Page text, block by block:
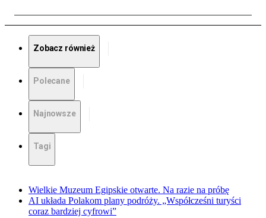
Zobacz również
Polecane
Najnowsze
Tagi
Wielkie Muzeum Egipskie otwarte. Na razie na próbę
AI układa Polakom plany podróży. „Współcześni turyści
coraz bardziej cyfrowi”